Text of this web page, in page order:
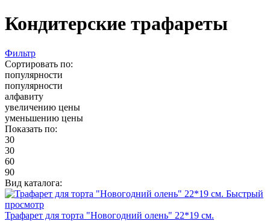
Кондитерские трафареты
Фильтр
Сортировать по:
популярности
популярности
алфавиту
увеличению цены
уменьшению цены
Показать по:
30
30
60
90
Вид каталога:
Быстрый
просмотр
Трафарет для торта "Новогодний олень" 22*19 см.